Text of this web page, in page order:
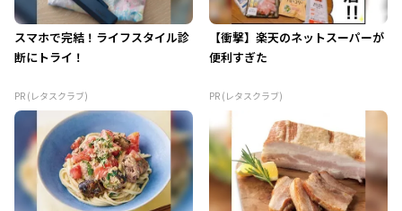
スマホで完結！ライフスタイル診
断にトライ！
PR (レタスクラブ)
【衝撃】楽天のネットスーパーが
便利すぎた
PR (レタスクラブ)